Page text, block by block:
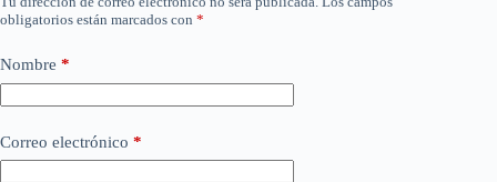
obligatorios están marcados con *
Nombre *
Correo electrónico *